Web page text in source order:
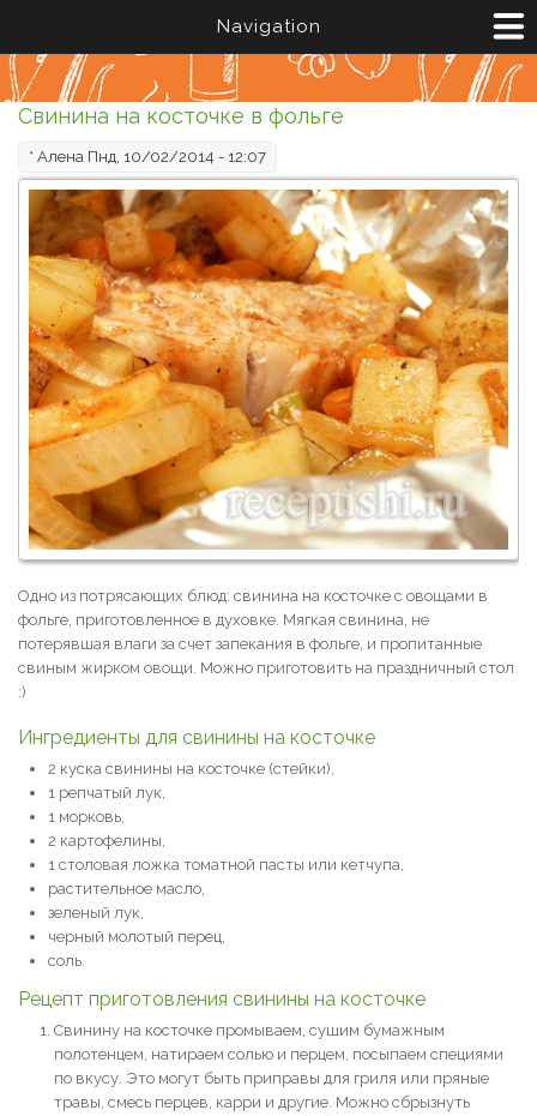
Navigation
Свинина на косточке в фольге
* Алена Пнд, 10/02/2014 - 12:07
Одно из потрясающих блюд: свинина на косточке с овощами в
фольге, приготовленное в духовке. Мягкая свинина, не
потерявшая влаги за счет запекания в фольге, и пропитанные
свиным жирком овощи. Можно приготовить на праздничный стол
:)
Ингредиенты для свинины на косточке
2 куска свинины на косточке (стейки),
1 репчатый лук,
1 морковь,
2 картофелины,
1 столовая ложка томатной пасты или кетчупа,
растительное масло,
зеленый лук,
черный молотый перец,
соль.
Рецепт приготовления свинины на косточке
Свинину на косточке промываем, сушим бумажным
полотенцем, натираем солью и перцем, посыпаем специями
по вкусу. Это могут быть приправы для гриля или пряные
травы, смесь перцев, карри и другие. Можно сбрызнуть